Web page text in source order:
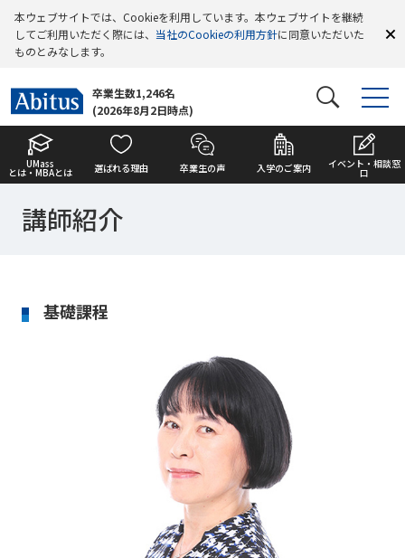
本ウェブサイトでは、Cookieを利用しています。本ウェブサイトを継続
してご利用いただく際には、 当社のCookieの利用方針に同意いただいた
ものとみなします。
卒業生数1,246名
(2026年8月2日時点)
UMass
とは・MBAとは 選ばれる理由 卒業生の声 入学のご案内 イベント・相談窓
口
講師紹介
基礎課程